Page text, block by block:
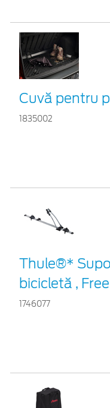
Cuvă pentru
1835002
Thule®*
bicicletă ,
1746077